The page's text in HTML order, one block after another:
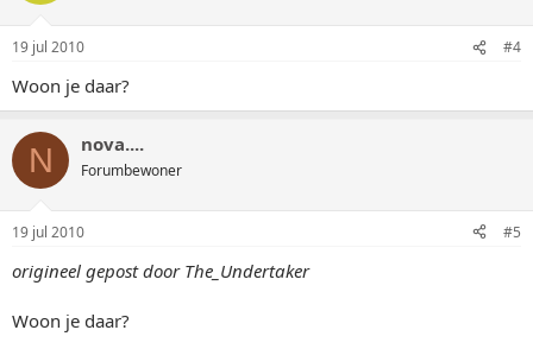
19 jul 2010 #4
Woon je daar?
N nova....
Forumbewoner
19 jul 2010 #5
origineel gepost door The_Undertaker
Woon je daar?